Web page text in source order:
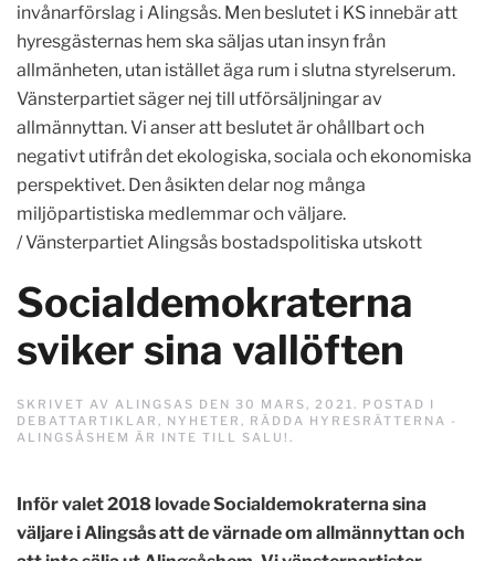
invånarförslag i Alingsås. Men beslutet i KS innebär att
hyresgästernas hem ska säljas utan insyn från
allmänheten, utan istället äga rum i slutna styrelserum.
Vänsterpartiet säger nej till utförsäljningar av
allmännyttan. Vi anser att beslutet är ohållbart och
negativt utifrån det ekologiska, sociala och ekonomiska
perspektivet. Den åsikten delar nog många
miljöpartistiska medlemmar och väljare.
/ Vänsterpartiet Alingsås bostadspolitiska utskott
Socialdemokraterna
sviker sina vallöften
SKRIVET AV ALINGSAS DEN 30 MARS, 2021. POSTAD I
DEBATTARTIKLAR , NYHETER , RÄDDA HYRESRÄTTERNA -
ALINGSÅSHEM ÄR INTE TILL SALU! .
Inför valet 2018 lovade Socialdemokraterna sina
väljare i Alingsås att de värnade om allmännyttan och